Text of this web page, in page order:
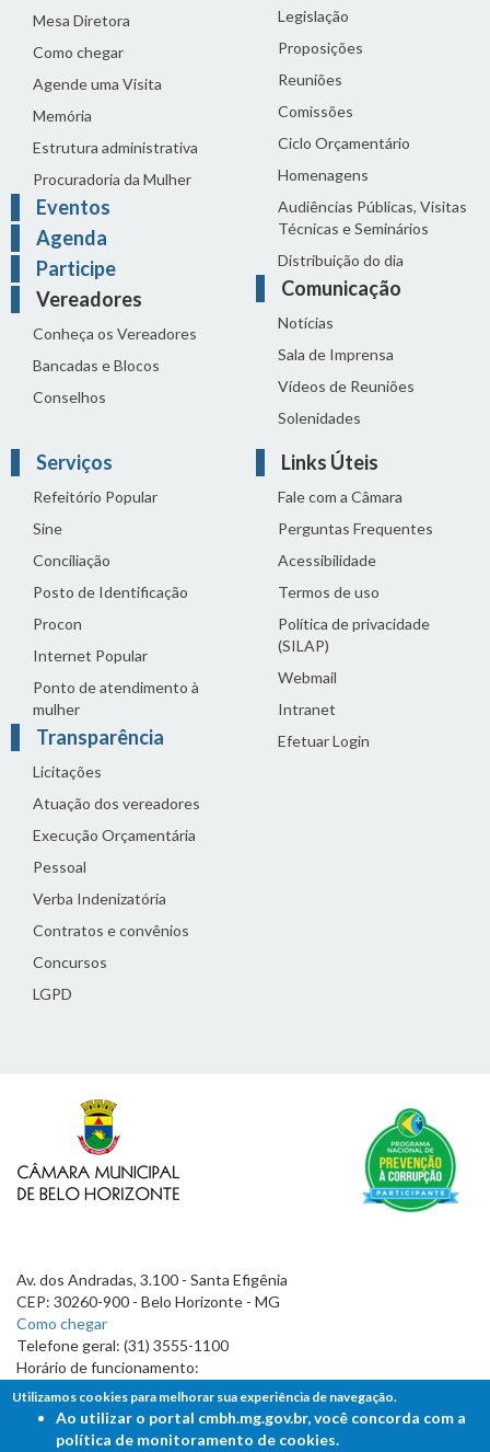
Mesa Diretora
Como chegar
Agende uma Visita
Memória
Estrutura administrativa
Procuradoria da Mulher
Eventos
Agenda
Participe
Vereadores
Conheça os Vereadores
Bancadas e Blocos
Conselhos
Legislação
Proposições
Reuniões
Comissões
Ciclo Orçamentário
Homenagens
Audiências Públicas, Visitas
Técnicas e Seminários
Distribuição do dia
Comunicação
Notícias
Sala de Imprensa
Vídeos de Reuniões
Solenidades
Serviços
Refeitório Popular
Sine
Conciliação
Posto de Identificação
Procon
Internet Popular
Ponto de atendimento à
mulher
Transparência
Licitações
Atuação dos vereadores
Execução Orçamentária
Pessoal
Verba Indenizatória
Contratos e convênios
Concursos
LGPD
Links Úteis
Fale com a Câmara
Perguntas Frequentes
Acessibilidade
Termos de uso
Política de privacidade
(SILAP)
Webmail
Intranet
Efetuar Login
Av. dos Andradas, 3.100 - Santa Efigênia
CEP: 30260-900 - Belo Horizonte - MG
Como chegar
Telefone geral: (31) 3555-1100
Horário de funcionamento:
7h às 19h
Utilizamos cookies para melhorar sua experiência de navegação.
Ao utilizar o portal cmbh.mg.gov.br, você concorda com a
política de monitoramento de cookies.